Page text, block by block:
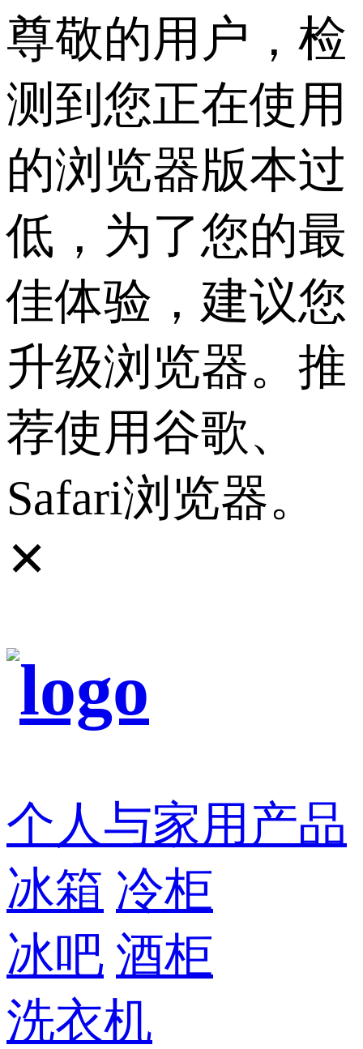
尊敬的用户，检
测到您正在使用
的浏览器版本过
低，为了您的最
佳体验，建议您
升级浏览器。推
荐使用谷歌、
Safari浏览器。
✕
个人与家用产品
冰箱 冷柜
冰吧 酒柜
洗衣机